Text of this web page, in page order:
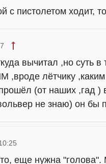
с пистолетом ходит,
вычитал ,но суть в
,вроде лётчику
(от наших ,гад )
не знаю) он бы
еще нужна